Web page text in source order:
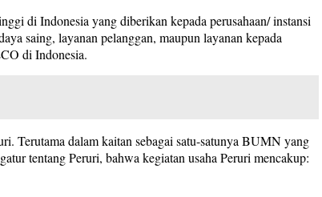
di Indonesia yang diberikan kepada perusahaan/ instansi
saing, layanan pelanggan, maupun layanan kepada
di Indonesia.
Terutama dalam kaitan sebagai satu-satunya BUMN yang
tentang Peruri, bahwa kegiatan usaha Peruri mencakup: